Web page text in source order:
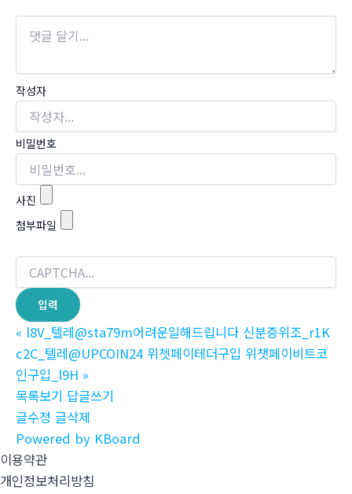
작성자
비밀번호
사진
첨부파일
« l8V_텔레@sta79m어려운일해드립니다 신분증위조_r1K
c2C_텔레@UPCOIN24 위쳇페이테더구입 위챗페이비트코
인구입_l9H »
목록보기 답글쓰기
글수정 글삭제
Powered by KBoard
이용약관
개인정보처리방침